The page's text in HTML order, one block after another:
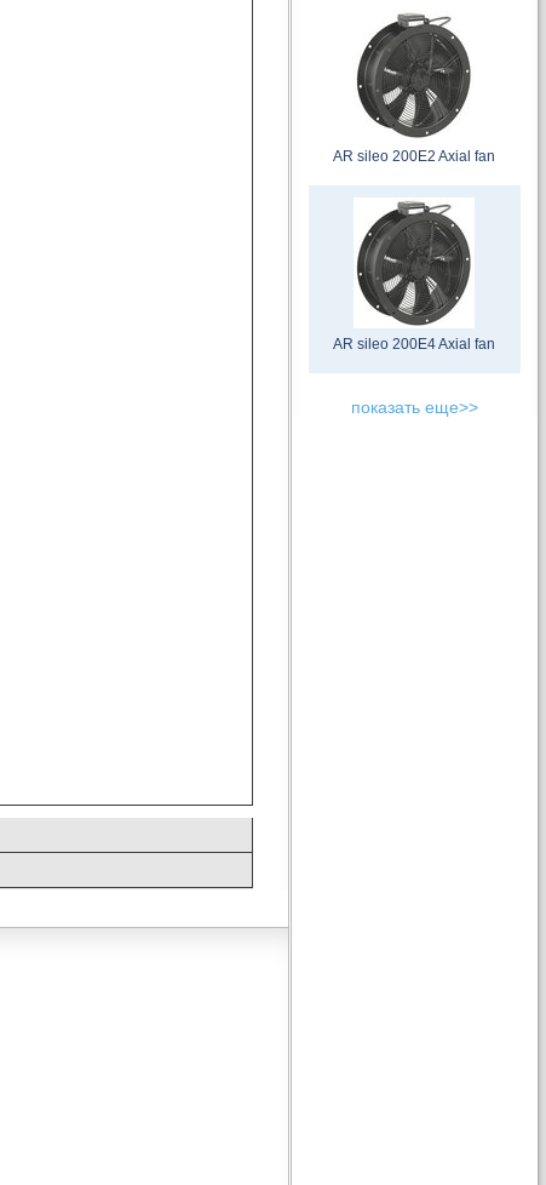
AR sileo 200E2 Axial fan
AR sileo 200E4 Axial fan
показать еще>>